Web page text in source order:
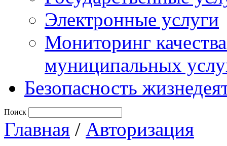
Электронные услуги
Мониторинг
муниципальных
Безопасность
Поиск
Главная / Авторизация